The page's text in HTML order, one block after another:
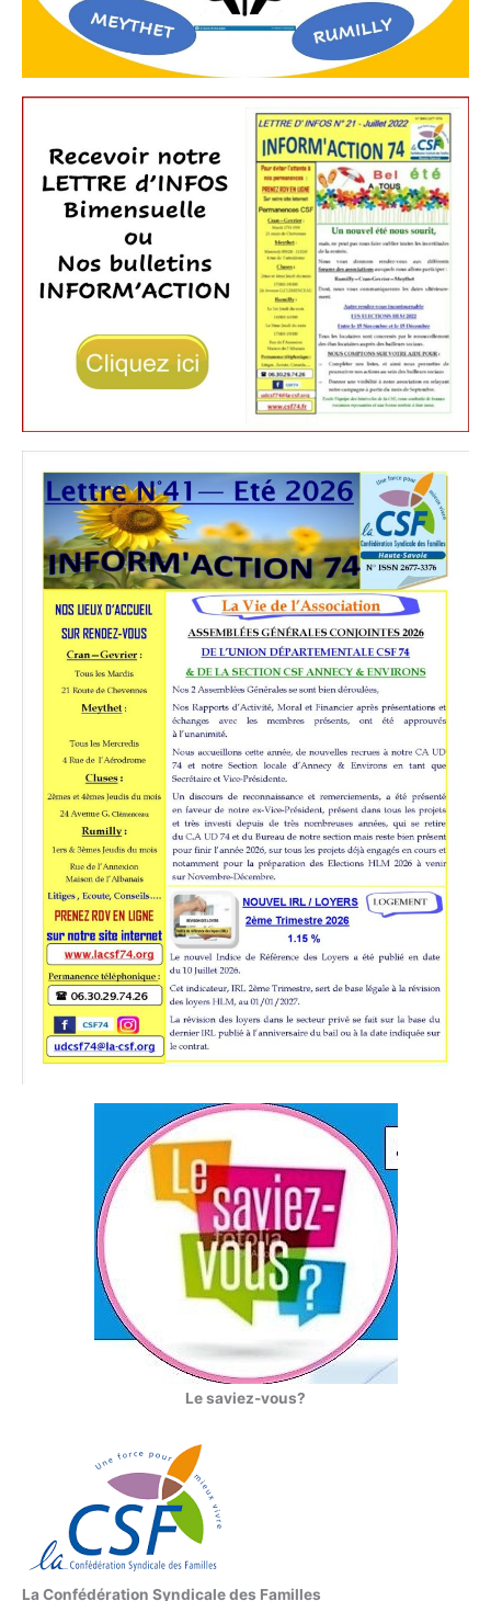
Le saviez-vous?
La Confédération Syndicale des Familles